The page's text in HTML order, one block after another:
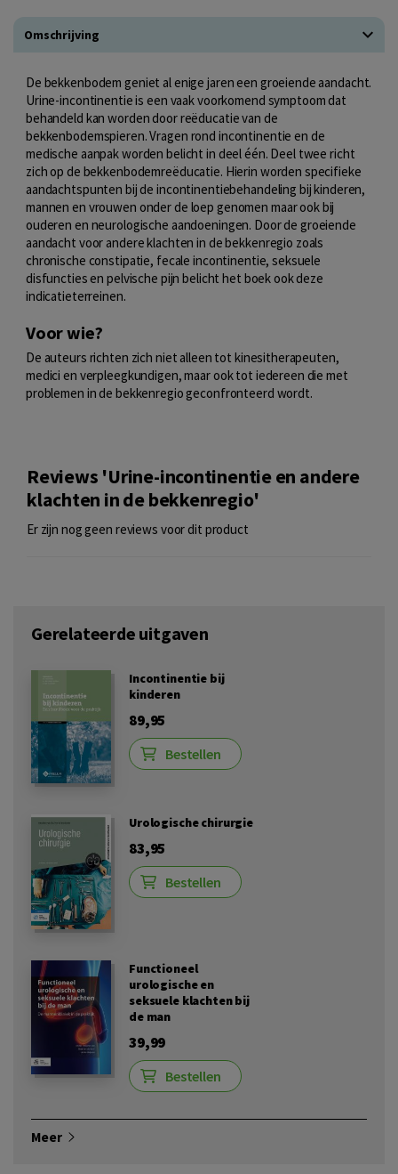
Omschrijving
De bekkenbodem geniet al enige jaren een groeiende aandacht.
Urine-incontinentie is een vaak voorkomend symptoom dat
behandeld kan worden door reëducatie van de
bekkenbodemspieren. Vragen rond incontinentie en de
medische aanpak worden belicht in deel één. Deel twee richt
zich op de bekkenbodemreëducatie. Hierin worden specifieke
aandachtspunten bij de incontinentiebehandeling bij kinderen,
mannen en vrouwen onder de loep genomen maar ook bij
ouderen en neurologische aandoeningen. Door de groeiende
aandacht voor andere klachten in de bekkenregio zoals
chronische constipatie, fecale incontinentie, seksuele
disfuncties en pelvische pijn belicht het boek ook deze
indicatieterreinen.
Voor wie?
De auteurs richten zich niet alleen tot kinesitherapeuten,
medici en verpleegkundigen, maar ook tot iedereen die met
problemen in de bekkenregio geconfronteerd wordt.
Reviews 'Urine-incontinentie en andere
klachten in de bekkenregio'
Er zijn nog geen reviews voor dit product
Gerelateerde uitgaven
Incontinentie bij
kinderen
89,95
Bestellen
Urologische chirurgie
83,95
Bestellen
Functioneel
urologische en
seksuele klachten bij
de man
39,99
Bestellen
Meer